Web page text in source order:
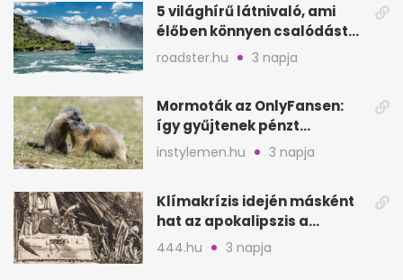
5 világhírű látnivaló, ami
élőben könnyen csalódást
okozhat
roadster.hu 3 napja
Mormoták az OnlyFansen:
így gyűjtenek pénzt
amerikai kutatók
instylemen.hu 3 napja
Klímakrízis idején másként
hat az apokalipszis a
Szépművészetiben
444.hu 3 napja